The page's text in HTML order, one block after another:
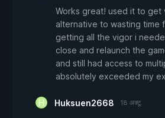
Works great! used it to get
alternative to wasting time
getting all the vigor i
close and relaunch the
and still had access to
absolutely exceeded my
Huksuen2668 18 अक्टू.